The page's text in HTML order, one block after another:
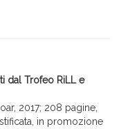
dal Trofeo RiLL e
2017; 208 pagine,
in promozione